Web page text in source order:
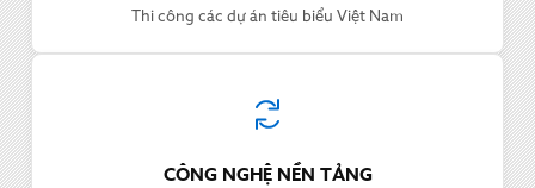
Thi công các dự án tiêu biểu Việt Nam
CÔNG NGHỆ NỀN TẢNG